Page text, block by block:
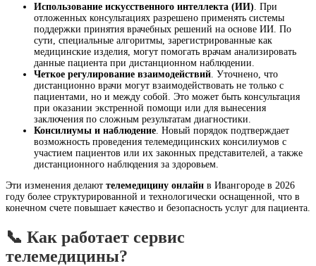
Использование искусственного интеллекта (ИИ) . При
отложенных консультациях разрешено применять системы
поддержки принятия врачебных решений на основе ИИ. По
сути, специальные алгоритмы, зарегистрированные как
медицинские изделия, могут помогать врачам анализировать
данные пациента при дистанционном наблюдении.
Четкое регулирование взаимодействий . Уточнено, что
дистанционно врачи могут взаимодействовать не только с
пациентами, но и между собой. Это может быть консультация
при оказании экстренной помощи или для вынесения
заключения по сложным результатам диагностики.
Консилиумы и наблюдение . Новый порядок подтверждает
возможность проведения телемедицинских консилиумов с
участием пациентов или их законных представителей, а также
дистанционного наблюдения за здоровьем.
Эти изменения делают телемедицину онлайн в Ивангороде в 2026
году более структурированной и технологически оснащенной, что в
конечном счете повышает качество и безопасность услуг для пациента.
📞 Как работает сервис
телемедицины?